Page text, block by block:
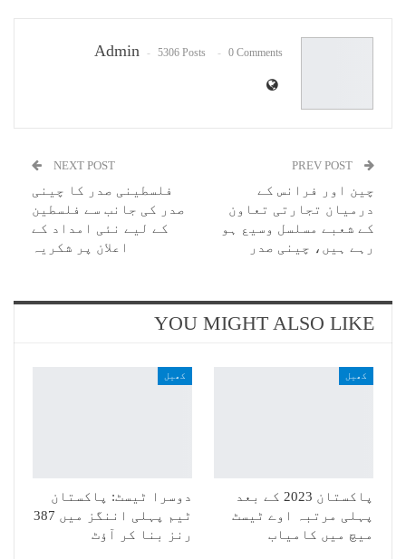
Admin 5306 Posts 0 Comments
چین اور فرانس کے
درمیان تجارتی تعاون
کے شعبے مسلسل وسیع ہو
رہے ہیں، چینی صدر
NEXT POST
فلسطینی صدر کا چینی
صدر کی جانب سے فلسطین
کے لیے نئی امداد کے
اعلان پر شکریہ
YOU MIGHT ALSO LIKE
کھیل
پاکستان 2023 کے بعد
پہلی مرتبہ اوے ٹیسٹ
میچ میں کامیاب
کھیل
دوسرا ٹیسٹ: پاکستان
ٹیم پہلی اننگز میں 387
رنز بنا کر آؤٹ